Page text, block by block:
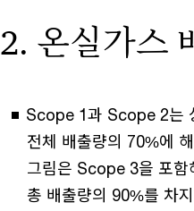
2. 온실가스
Scope 1과 Scope 2는
전체 배출량의 70%에
그림은 Scope 3을 포함
총 배출량의 90%를 차